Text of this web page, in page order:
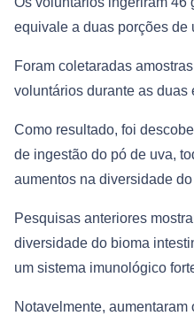
equivale a duas porções de
Foram coletaradas
voluntários durante as duas
Como resultado, foi
de ingestão do pó de uva,
aumentos na diversidade
Pesquisas anteriores
diversidade do bioma
um sistema imunológico
Notavelmente, aumentaram